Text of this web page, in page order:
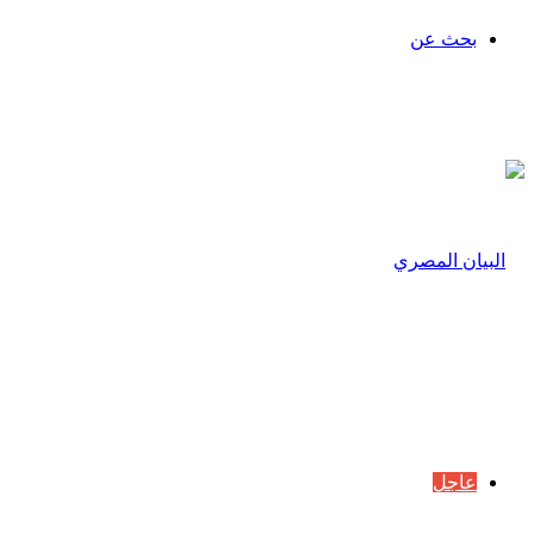
بحث عن
عاجل